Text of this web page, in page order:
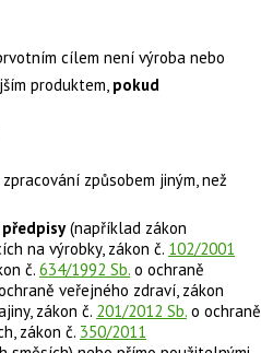
cílem není výroba nebo
produktem, pokud
způsobem jiným, než
(například zákon
na výrobky, zákon č. 102/2001
č. 634/1992 Sb. o ochraně
veřejného zdraví, zákon
zákon č. 201/2012 Sb. o ochraně
zákon č. 350/2011